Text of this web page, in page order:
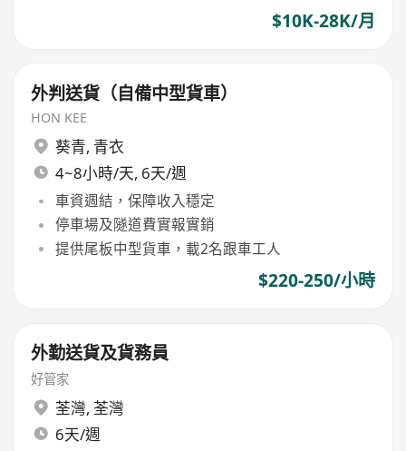
$10K-28K/月
外判送貨（自備中型貨車）
HON KEE
葵青, 青衣
4~8小時/天, 6天/週
車資週結，保障收入穩定
停車場及隧道費實報實銷
提供尾板中型貨車，載2名跟車工人
$220-250/小時
外勤送貨及貨務員
好管家
荃灣, 荃灣
6天/週